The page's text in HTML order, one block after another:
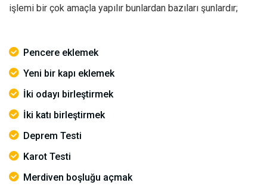
işlemi bir çok amaçla yapılır bunlardan bazıları şunlardır;
Pencere eklemek
Yeni bir kapı eklemek
İki odayı birleştirmek
İki katı birleştirmek
Deprem Testi
Karot Testi
Merdiven boşluğu açmak